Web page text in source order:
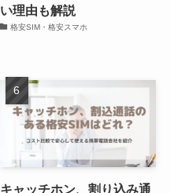
い理由も解説
格安SIM・格安スマホ
キャッチホン、割り込み通